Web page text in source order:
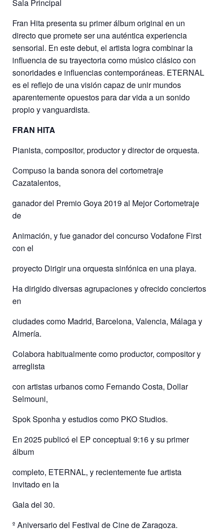
Sala Principal
Fran Hita presenta su primer álbum original en un
directo que promete ser una auténtica experiencia
sensorial. En este debut, el artista logra combinar la
influencia de su trayectoria como músico clásico con
sonoridades e influencias contemporáneas. ETERNAL
es el reflejo de una visión capaz de unir mundos
aparentemente opuestos para dar vida a un sonido
propio y vanguardista.
FRAN HITA
Pianista, compositor, productor y director de orquesta.
Compuso la banda sonora del cortometraje
Cazatalentos,
ganador del Premio Goya 2019 al Mejor Cortometraje
de
Animación, y fue ganador del concurso Vodafone First
con el
proyecto Dirigir una orquesta sinfónica en una playa.
Ha dirigido diversas agrupaciones y ofrecido conciertos
en
ciudades como Madrid, Barcelona, Valencia, Málaga y
Almería.
Colabora habitualmente como productor, compositor y
arreglista
con artistas urbanos como Fernando Costa, Dollar
Selmouni,
Spok Sponha y estudios como PKO Studios.
En 2025 publicó el EP conceptual 9:16 y su primer
álbum
completo, ETERNAL, y recientemente fue artista
invitado en la
Gala del 30.
º Aniversario del Festival de Cine de Zaragoza.